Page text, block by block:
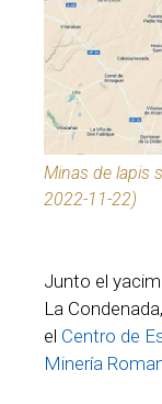
Minas de lapis
2022-11-22)
Junto el
La
el Centro de
Minería